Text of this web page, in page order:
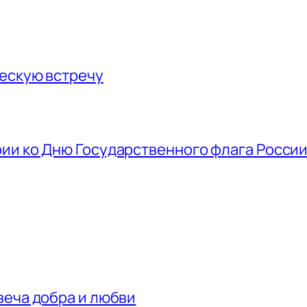
встречу
ко Дню Государственного флага
добра и любви